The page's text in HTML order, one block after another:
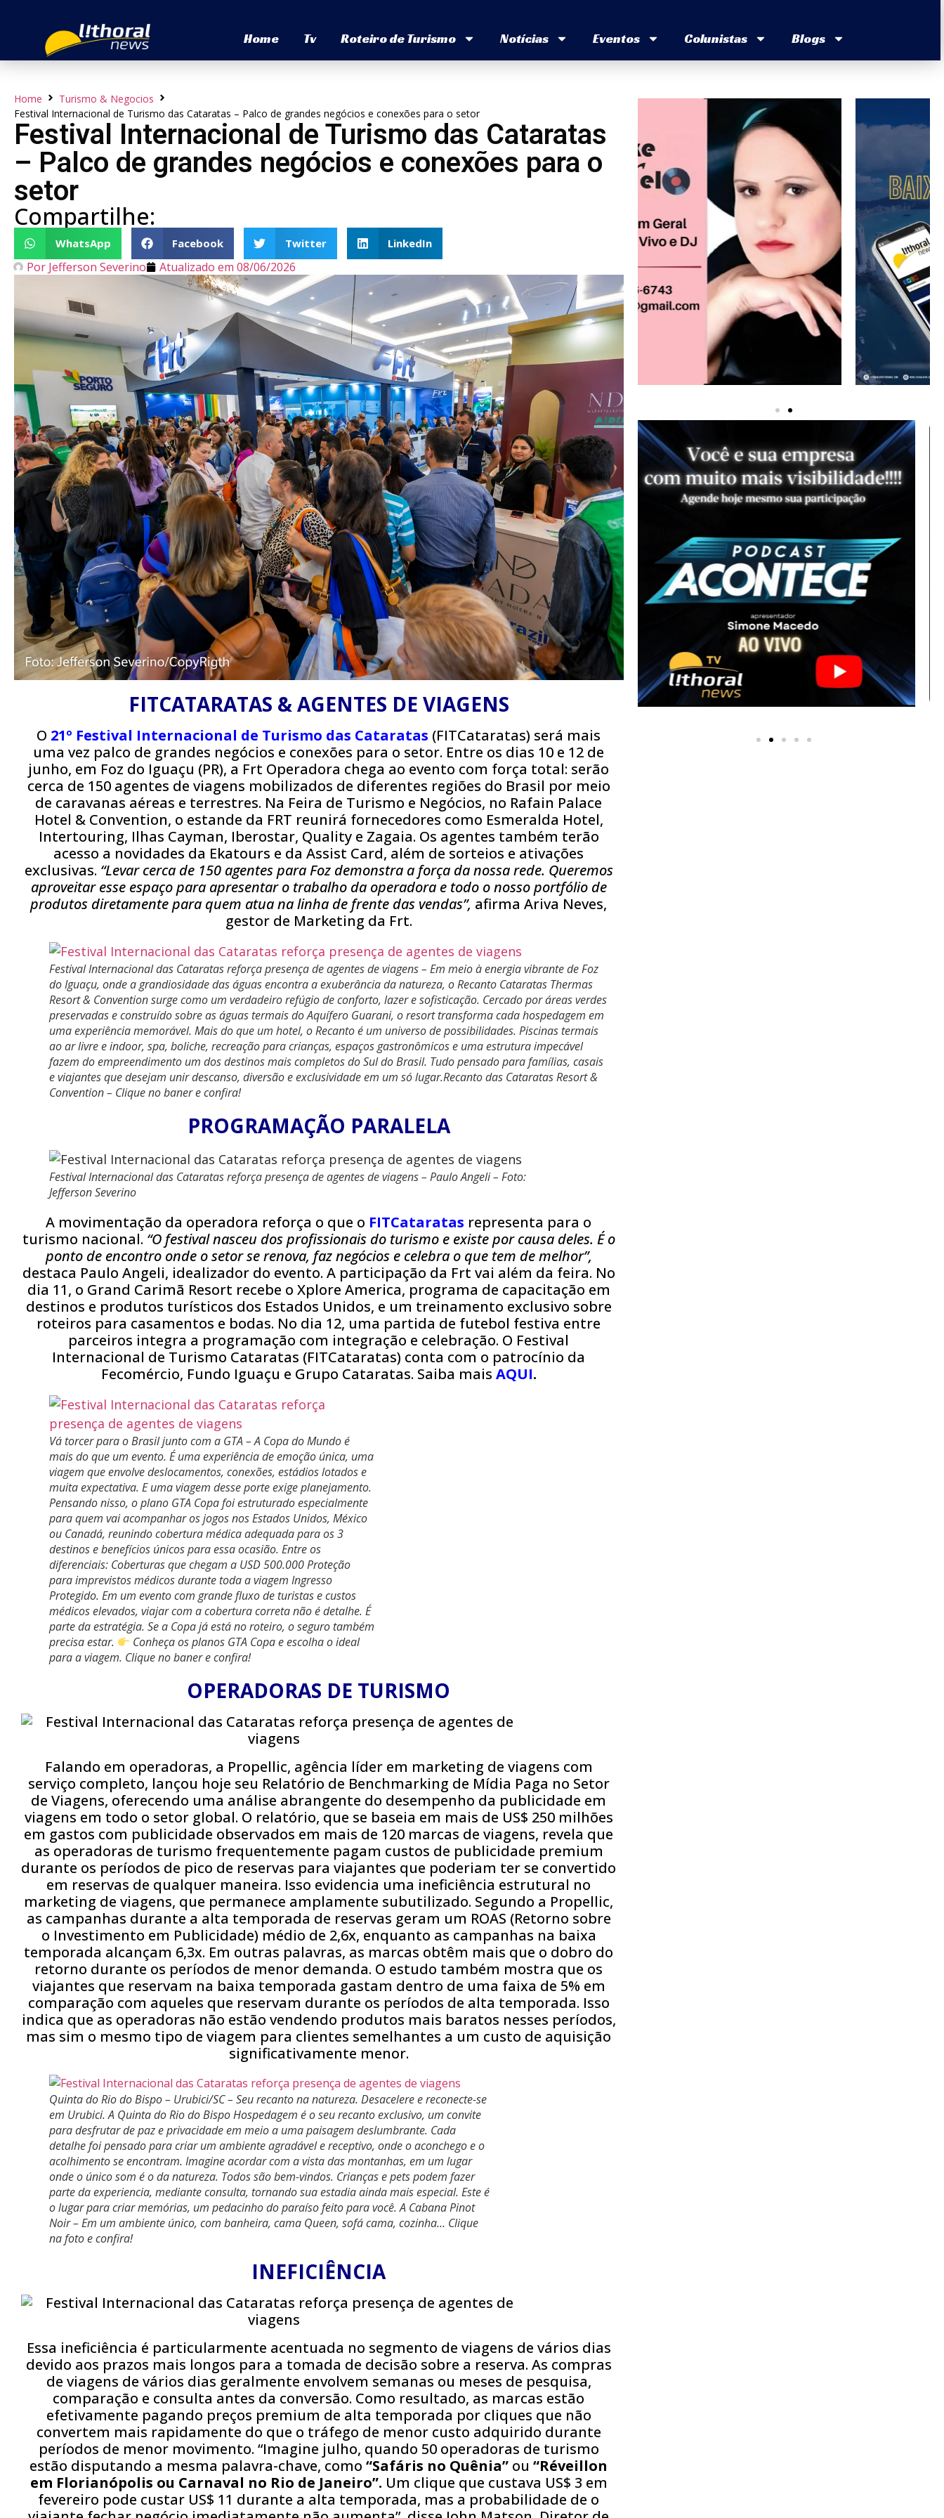
Home Tv Roteiro de Turismo Notícias Eventos Colunistas Blogs
Home
Turismo & Negocios
Festival Internacional de Turismo das Cataratas – Palco de grandes negócios e conexões para o setor
Festival Internacional de Turismo das Cataratas
– Palco de grandes negócios e conexões para o
setor
Compartilhe:
WhatsApp Facebook Twitter LinkedIn
Por Jefferson Severino Atualizado em 08/06/2026
FITCATARATAS & AGENTES DE VIAGENS
O 21º Festival Internacional de Turismo das Cataratas (FITCataratas) será mais
uma vez palco de grandes negócios e conexões para o setor. Entre os dias 10 e 12 de
junho, em Foz do Iguaçu (PR), a Frt Operadora chega ao evento com força total: serão
cerca de 150 agentes de viagens mobilizados de diferentes regiões do Brasil por meio
de caravanas aéreas e terrestres. Na Feira de Turismo e Negócios, no Rafain Palace
Hotel & Convention, o estande da FRT reunirá fornecedores como Esmeralda Hotel,
Intertouring, Ilhas Cayman, Iberostar, Quality e Zagaia. Os agentes também terão
acesso a novidades da Ekatours e da Assist Card, além de sorteios e ativações
exclusivas. “Levar cerca de 150 agentes para Foz demonstra a força da nossa rede. Queremos
aproveitar esse espaço para apresentar o trabalho da operadora e todo o nosso portfólio de
produtos diretamente para quem atua na linha de frente das vendas”, afirma Ariva Neves,
gestor de Marketing da Frt.
Festival Internacional das Cataratas reforça presença de agentes de viagens – Em meio à energia vibrante de Foz
do Iguaçu, onde a grandiosidade das águas encontra a exuberância da natureza, o Recanto Cataratas Thermas
Resort & Convention surge como um verdadeiro refúgio de conforto, lazer e sofisticação. Cercado por áreas verdes
preservadas e construído sobre as águas termais do Aquífero Guarani, o resort transforma cada hospedagem em
uma experiência memorável. Mais do que um hotel, o Recanto é um universo de possibilidades. Piscinas termais
ao ar livre e indoor, spa, boliche, recreação para crianças, espaços gastronômicos e uma estrutura impecável
fazem do empreendimento um dos destinos mais completos do Sul do Brasil. Tudo pensado para famílias, casais
e viajantes que desejam unir descanso, diversão e exclusividade em um só lugar.Recanto das Cataratas Resort &
Convention – Clique no baner e confira!
PROGRAMAÇÃO PARALELA
Festival Internacional das Cataratas reforça presença de agentes de viagens – Paulo Angeli – Foto:
Jefferson Severino
A movimentação da operadora reforça o que o FITCataratas representa para o
turismo nacional. “O festival nasceu dos profissionais do turismo e existe por causa deles. É o
ponto de encontro onde o setor se renova, faz negócios e celebra o que tem de melhor”,
destaca Paulo Angeli, idealizador do evento. A participação da Frt vai além da feira. No
dia 11, o Grand Carimã Resort recebe o Xplore America, programa de capacitação em
destinos e produtos turísticos dos Estados Unidos, e um treinamento exclusivo sobre
roteiros para casamentos e bodas. No dia 12, uma partida de futebol festiva entre
parceiros integra a programação com integração e celebração. O Festival
Internacional de Turismo Cataratas (FITCataratas) conta com o patrocínio da
Fecomércio, Fundo Iguaçu e Grupo Cataratas. Saiba mais AQUI.
Vá torcer para o Brasil junto com a GTA – A Copa do Mundo é
mais do que um evento. É uma experiência de emoção única, uma
viagem que envolve deslocamentos, conexões, estádios lotados e
muita expectativa. E uma viagem desse porte exige planejamento.
Pensando nisso, o plano GTA Copa foi estruturado especialmente
para quem vai acompanhar os jogos nos Estados Unidos, México
ou Canadá, reunindo cobertura médica adequada para os 3
destinos e benefícios únicos para essa ocasião. Entre os
diferenciais: Coberturas que chegam a USD 500.000 Proteção
para imprevistos médicos durante toda a viagem Ingresso
Protegido. Em um evento com grande fluxo de turistas e custos
médicos elevados, viajar com a cobertura correta não é detalhe. É
parte da estratégia. Se a Copa já está no roteiro, o seguro também
precisa estar.
Conheça os planos GTA Copa e escolha o ideal
para a viagem. Clique no baner e confira!
OPERADORAS DE TURISMO
Falando em operadoras, a Propellic, agência líder em marketing de viagens com
serviço completo, lançou hoje seu Relatório de Benchmarking de Mídia Paga no Setor
de Viagens, oferecendo uma análise abrangente do desempenho da publicidade em
viagens em todo o setor global. O relatório, que se baseia em mais de US$ 250 milhões
em gastos com publicidade observados em mais de 120 marcas de viagens, revela que
as operadoras de turismo frequentemente pagam custos de publicidade premium
durante os períodos de pico de reservas para viajantes que poderiam ter se convertido
em reservas de qualquer maneira. Isso evidencia uma ineficiência estrutural no
marketing de viagens, que permanece amplamente subutilizado. Segundo a Propellic,
as campanhas durante a alta temporada de reservas geram um ROAS (Retorno sobre
o Investimento em Publicidade) médio de 2,6x, enquanto as campanhas na baixa
temporada alcançam 6,3x. Em outras palavras, as marcas obtêm mais que o dobro do
retorno durante os períodos de menor demanda. O estudo também mostra que os
viajantes que reservam na baixa temporada gastam dentro de uma faixa de 5% em
comparação com aqueles que reservam durante os períodos de alta temporada. Isso
indica que as operadoras não estão vendendo produtos mais baratos nesses períodos,
mas sim o mesmo tipo de viagem para clientes semelhantes a um custo de aquisição
significativamente menor.
Quinta do Rio do Bispo – Urubici/SC – Seu recanto na natureza. Desacelere e reconecte-se
em Urubici. A Quinta do Rio do Bispo Hospedagem é o seu recanto exclusivo, um convite
para desfrutar de paz e privacidade em meio a uma paisagem deslumbrante. Cada
detalhe foi pensado para criar um ambiente agradável e receptivo, onde o aconchego e o
acolhimento se encontram. Imagine acordar com a vista das montanhas, em um lugar
onde o único som é o da natureza. Todos são bem-vindos. Crianças e pets podem fazer
parte da experiencia, mediante consulta, tornando sua estadia ainda mais especial. Este é
o lugar para criar memórias, um pedacinho do paraíso feito para você. A Cabana Pinot
Noir – Em um ambiente único, com banheira, cama Queen, sofá cama, cozinha… Clique
na foto e confira!
INEFICIÊNCIA
Essa ineficiência é particularmente acentuada no segmento de viagens de vários dias
devido aos prazos mais longos para a tomada de decisão sobre a reserva. As compras
de viagens de vários dias geralmente envolvem semanas ou meses de pesquisa,
comparação e consulta antes da conversão. Como resultado, as marcas estão
efetivamente pagando preços premium de alta temporada por cliques que não
convertem mais rapidamente do que o tráfego de menor custo adquirido durante
períodos de menor movimento. “Imagine julho, quando 50 operadoras de turismo
estão disputando a mesma palavra-chave, como“Safáris no Quênia” ou “Réveillon
em Florianópolis ou Carnaval no Rio de Janeiro”. Um clique que custava US$ 3 em
fevereiro pode custar US$ 11 durante a alta temporada, mas a probabilidade de o